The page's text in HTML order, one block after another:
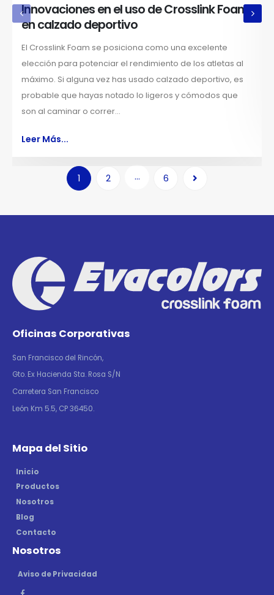
Innovaciones en el uso de Crosslink Foam
en calzado deportivo
El Crosslink Foam se posiciona como una excelente
elección para potenciar el rendimiento de los atletas al
máximo. Si alguna vez has usado calzado deportivo, es
probable que hayas notado lo ligeros y cómodos que
son al caminar o correr...
Leer Más...
1 2 … 6
Oficinas Corporativas
San Francisco del Rincón,
Gto. Ex Hacienda Sta. Rosa S/N
Carretera San Francisco
León Km 5.5, CP 36450.
Mapa del Sitio
Inicio
Productos
Nosotros
Blog
Contacto
Nosotros
Aviso de Privacidad